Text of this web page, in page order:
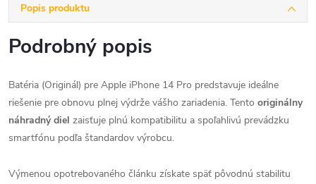
Popis produktu
Podrobný popis
Batéria (Originál) pre Apple iPhone 14 Pro predstavuje ideálne
riešenie pre obnovu plnej výdrže vášho zariadenia. Tento originálny
náhradný diel zaisťuje plnú kompatibilitu a spoľahlivú prevádzku
smartfónu podľa štandardov výrobcu.
Výmenou opotrebovaného článku získate späť pôvodnú stabilitu